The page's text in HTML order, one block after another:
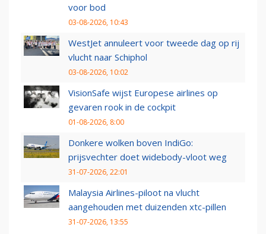
voor bod
03-08-2026, 10:43
WestJet annuleert voor tweede dag op rij
vlucht naar Schiphol
03-08-2026, 10:02
VisionSafe wijst Europese airlines op
gevaren rook in de cockpit
01-08-2026, 8:00
Donkere wolken boven IndiGo:
prijsvechter doet widebody-vloot weg
31-07-2026, 22:01
Malaysia Airlines-piloot na vlucht
aangehouden met duizenden xtc-pillen
31-07-2026, 13:55